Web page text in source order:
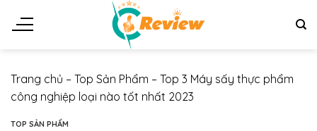
Trang chủ – Top Sản Phẩm – Top 3 Máy sấy thực phẩm
công nghiệp loại nào tốt nhất 2023
TOP SẢN PHẨM